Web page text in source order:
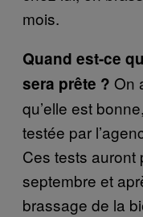
mois.
Quand est-ce
sera prête ? On
qu’elle est
testée par
Ces tests auront
septembre et
brassage de la